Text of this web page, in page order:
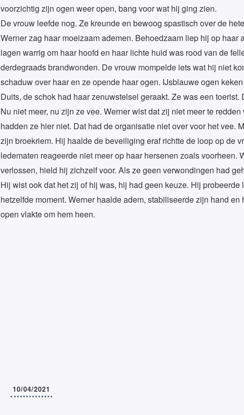
voorzichtig zijn ogen weer open, bang voor wat hij ging zien.
De vrouw leefde nog. Ze kreunde en bewoog spastisch over de
Werner zag haar moeizaam ademen. Behoedzaam liep hij op
lagen warrig om haar hoofd en haar lichte huid was rood van de
derdegraads brandwonden. De vrouw mompelde iets wat hij niet
schaduw over haar en ze opende haar ogen. IJsblauwe ogen
Duits, de schok had haar zenuwstelsel geraakt. Ze was een
Nu niet meer, nu zijn ze vee. Werner wist dat zij niet meer te
hadden ze hier niet. Dat had de organisatie niet over voor het
zijn broekriem. Hij haalde de beveiliging eraf richtte de loop op de
ledematen reageerde niet meer op haar hersenen zoals
verlossen, hield hij zichzelf voor. Als ze geen verwondingen had
Hij wist ook dat het zij of hij was, hij had geen keuze. Hij
hetzelfde moment. Werner haalde adem, stabiliseerde zijn hand
open vlakte om hem heen.
10/04/2021